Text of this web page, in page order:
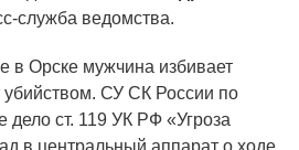
служба ведомства.
в Орске мужчина избивает
убийством. СУ СК России по
дело ст. 119 УК РФ «Угроза